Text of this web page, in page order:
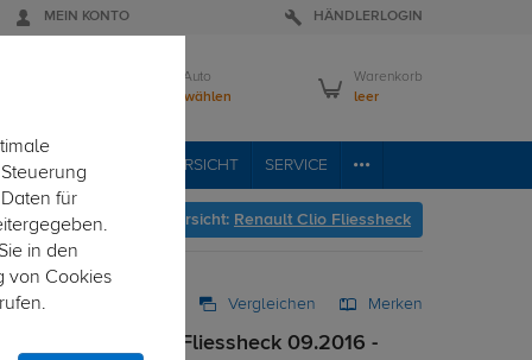
MEIN KONTO HÄNDLERLOGIN
Mein Auto
Bitte wählen
Warenkorb
leer
FAHRZEUGÜBERSICHT SERVICE
geht's zur Fahrzeugübersicht: Renault Clio Fliessheck
Vergleichen Merken
Alu Renault Clio Fliessheck 09.2016 -
für
in den
von Cookies